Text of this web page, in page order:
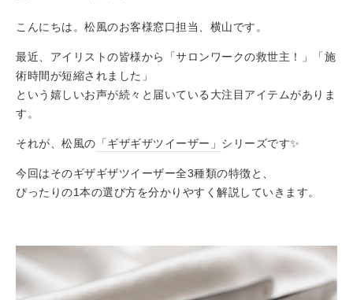
こんにちは。松風のお客様窓口担当、横山です。
最近、アイリストの皆様から「サロンワークの救世主！」「施
術時間が短縮されました」
という嬉しいお声が続々と届いている大注目アイテムがありま
す。
それが、松風の 「ギザギザツイーザー」 シリーズです✨
今回はそのギザギザツイーザー全3種類の特徴と、
ぴったりの1本の選び方を分かりやすく解説していきます。